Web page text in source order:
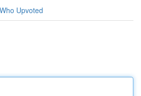
Who Upvoted